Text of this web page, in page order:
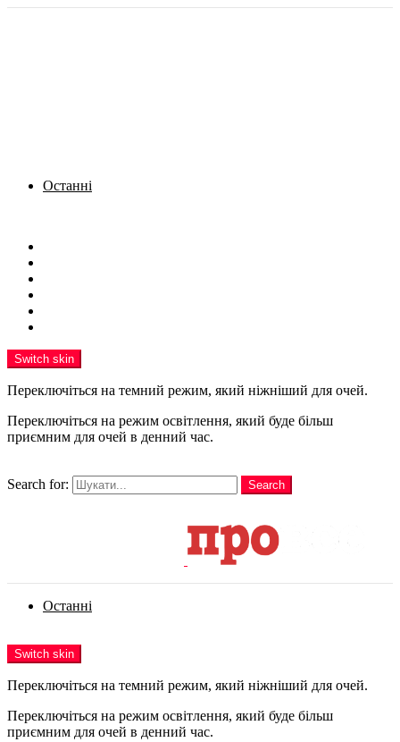
Останні
Switch skin
Переключіться на темний режим, який ніжніший для очей.
Переключіться на режим освітлення, який буде більш
приємним для очей в денний час.
Search for:
Search
Останні
Switch skin
Переключіться на темний режим, який ніжніший для очей.
Переключіться на режим освітлення, який буде більш
приємним для очей в денний час.